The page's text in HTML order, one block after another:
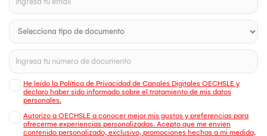
He leído la Política de Privacidad de Canales Digitales OECHSLE y
declaro haber sido informado sobre el tratamiento de mis datos
personales.
Autorizo a OECHSLE a conocer mejor mis gustos y preferencias para
ofrecerme experiencias personalizadas. Acepto que me envien
contenido personalizado, exclusivo, promociones hechas a mi medida,